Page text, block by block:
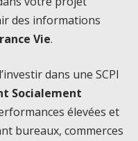
des informations
Vie.
dans une SCPI
Socialement
élevées et
bureaux, commerces